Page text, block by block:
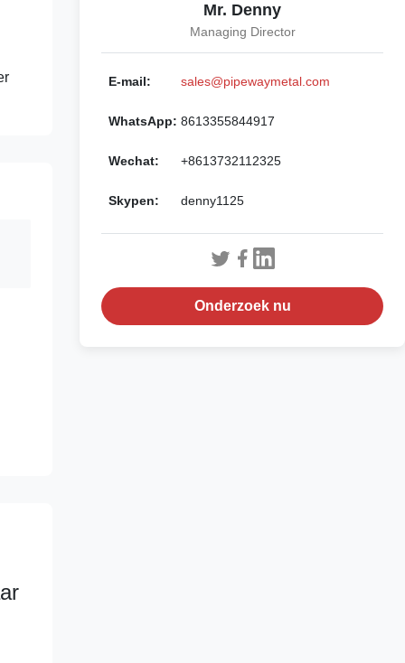
Mr. Denny
Managing Director
E-mail: sales@pipewaymetal.com
WhatsApp: 8613355844917
Wechat: +8613732112325
Skypen: denny1125
Onderzoek nu